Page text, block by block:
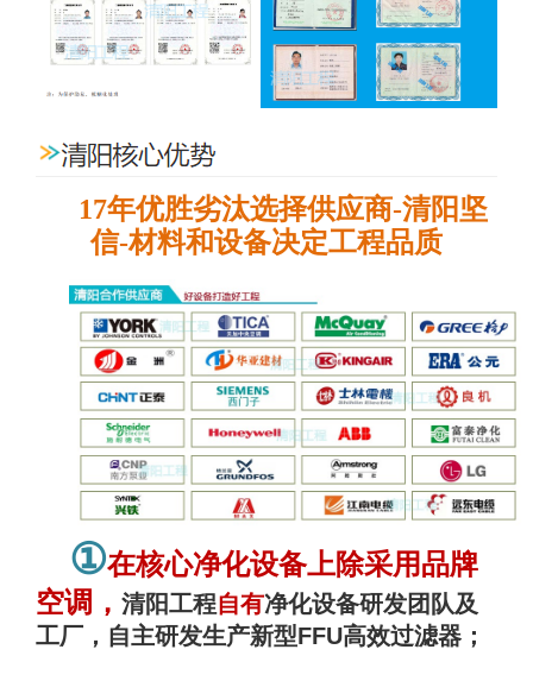
17年优胜劣汰选择供应商-清阳坚
信-材料和设备决定工程品质
①在核心净化设备上除采用品牌
空调， 清阳工程自有净化设备研发团队及
工厂，自主研发生产新型FFU高效过滤器；